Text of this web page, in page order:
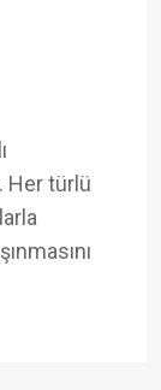
Her türlü